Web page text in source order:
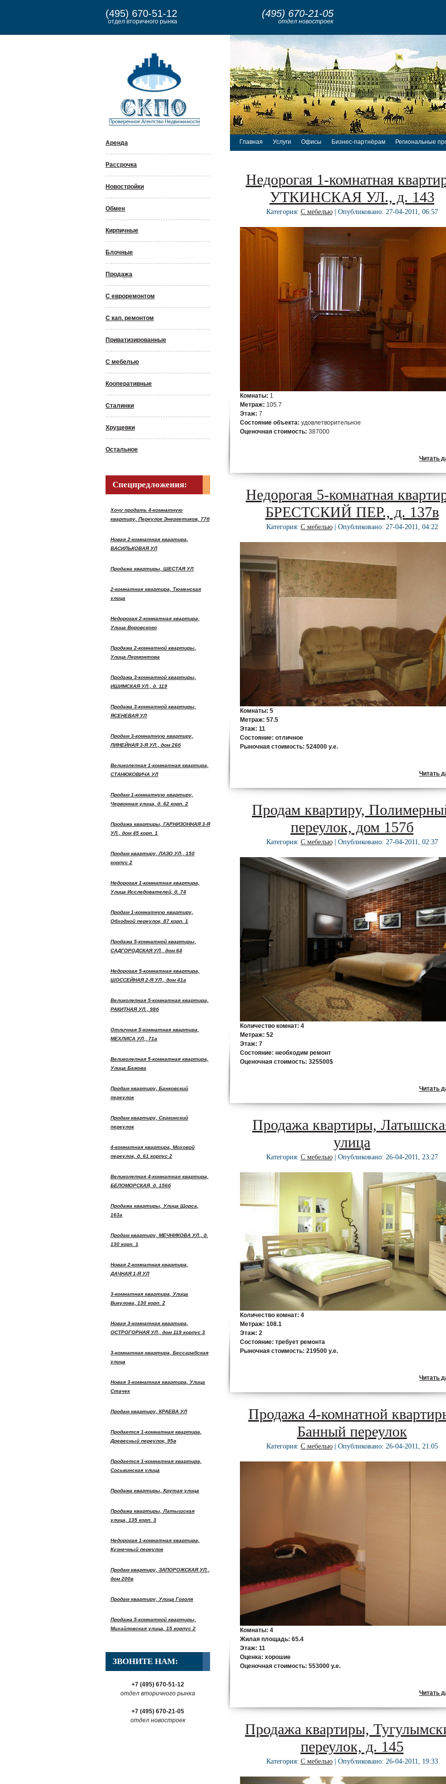
(495) 670-51-12
отдел вторичного рынка
(495) 670-21-05
отдел новостроек
Аренда
Рассрочка
Новостройки
Обмен
Кирпичные
Блочные
Продажа
С евроремонтом
С кап. ремонтом
Приватизированные
С мебелью
Кооперативные
Сталинки
Хрущевки
Остальное
Спецпредложения:
Хочу продать 4-комнатную
квартиру, Переулок Энергетиков, 77б
Новая 2-комнатная квартира,
ВАСИЛЬКОВАЯ УЛ
Продажа квартиры, ШЕСТАЯ УЛ
2-комнатная квартира, Тюменская
улица
Недорогая 2-комнатная квартира,
Улица Воровского
Продажа 2-комнатной квартиры,
Улица Лермонтова
Продажа 3-комнатной квартиры,
ИШИМСКАЯ УЛ., д. 119
Продажа 3-комнатной квартиры,
ЯСЕНЕВАЯ УЛ
Продам 3-комнатную квартиру,
ЛИНЕЙНАЯ 3-Я УЛ., дом 26б
Великолепная 1-комнатная квартира,
СТАНЮКОВИЧА УЛ
Продам 1-комнатную квартиру,
Червонная улица, д. 62 корп. 2
Продажа квартиры, ГАРНИЗОННАЯ 3-Я
УЛ., дом 45 корп. 1
Продам квартиру, ЛАЗО УЛ., 150
корпус 2
Недорогая 1-комнатная квартира,
Улица Исследователей, д. 74
Продам 1-комнатную квартиру,
Обходной переулок, 87 корп. 1
Продажа 5-комнатной квартиры,
САДГОРОДСКАЯ УЛ., дом 64
Недорогая 5-комнатная квартира,
ШОССЕЙНАЯ 2-Я УЛ., дом 41а
Великолепная 5-комнатная квартира,
РАКИТНАЯ УЛ., 98б
Отличная 5-комнатная квартира,
МЕХЛИСА УЛ., 71а
Великолепная 5-комнатная квартира,
Улица Бажова
Продам квартиру, Банковский
переулок
Продам квартиру, Сергинский
переулок
4-комнатная квартира, Моховой
переулок, д. 61 корпус 2
Великолепная 4-комнатная квартира,
БЕЛОМОРСКАЯ, д. 156б
Продажа квартиры, Улица Щорса,
163а
Продам квартиру, МЕЧНИКОВА УЛ., д.
130 корп. 1
Новая 2-комнатная квартира,
ДАЧНАЯ 1-Я УЛ
3-комнатная квартира, Улица
Викулова, 130 корп. 2
Новая 3-комнатная квартира,
ОСТРОГОРНАЯ УЛ., дом 119 корпус 3
3-комнатная квартира, Бессарабская
улица
Новая 3-комнатная квартира, Улица
Стачек
Продам квартиру, КРАЕВА УЛ
Продается 1-комнатная квартира,
Древесный переулок, 95в
Продается 1-комнатная квартира,
Сосьвинская улица
Продажа квартиры, Крутая улица
Продажа квартиры, Латышская
улица, 135 корп. 3
Недорогая 1-комнатная квартира,
Кузнечный переулок
Продам квартиру, ЗАПОРОЖСКАЯ УЛ.,
дом 200в
Продам квартиру, Улица Гоголя
Продажа 5-комнатной квартиры,
Михайловская улица, 15 корпус 2
ЗВОНИТЕ НАМ:
+7 (495) 670-51-12
отдел вторичного рынка
+7 (495) 670-21-05
отдел новостроек
Главная Услуги Офисы Бизнес-партнёрам Региональные
Недорогая 1-комнатная
УТКИНСКАЯ УЛ., д. 143
Категория: С мебелью| Опубликовано: 27-04-2011, 06:57
Комнаты: 1
Метраж: 105.7
Этаж: 7
Состояние объекта: удовлетворительное
Оценочная стоимость: 387000
Читать
Недорогая 5-комнатная
БРЕСТСКИЙ ПЕР., д. 137в
Категория: С мебелью| Опубликовано: 27-04-2011, 04:22
Комнаты: 5
Метраж: 57.5
Этаж: 11
Состояние: отличное
Рыночная стоимость: 524000 у.е.
Читать
Продам квартиру,
переулок, дом 157б
Категория: С мебелью| Опубликовано: 27-04-2011, 02:37
Количество комнат: 4
Метраж: 52
Этаж: 7
Состояние: необходим ремонт
Оценочная стоимость: 325500$
Читать
Продажа квартиры,
улица
Категория: С мебелью| Опубликовано: 26-04-2011, 23:27
Количество комнат: 4
Метраж: 108.1
Этаж: 2
Состояние: требует ремонта
Рыночная стоимость: 219500 у.е.
Читать
Продажа 4-комнатной
Банный переулок
Категория: С мебелью| Опубликовано: 26-04-2011, 21:05
Комнаты: 4
Жилая площадь: 65.4
Этаж: 11
Оценка: хорошие
Оценочная стоимость: 553000 у.е.
Читать
Продажа квартиры,
переулок, д. 145
Категория: С мебелью| Опубликовано: 26-04-2011, 19:33